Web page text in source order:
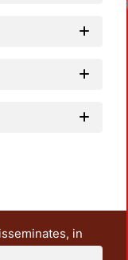
in
and research